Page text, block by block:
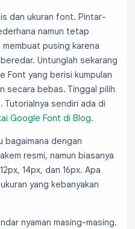
dan ukuran font. Pintar-
namun tetap
pusing karena
Untunglah sekarang
Font yang berisi kumpulan
secara bebas. Tinggal pilih
Tutorialnya sendiri ada di
Google Font di Blog.
bagaimana dengan
resmi, namun biasanya
14px, dan 16px. Apa
yang kebanyakan
nyaman masing-masing.